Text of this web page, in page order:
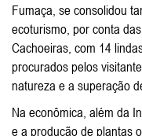
Fumaça, se consolidou
ecoturismo, por conta
Cachoeiras, com 14
procurados pelos
natureza e a superação
Na econômica, além da
e a produção de plantas